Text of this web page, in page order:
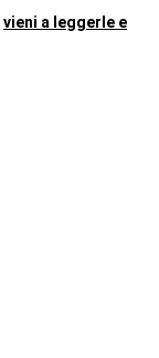
vieni a leggerle e